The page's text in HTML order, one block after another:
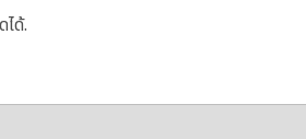
ด้.